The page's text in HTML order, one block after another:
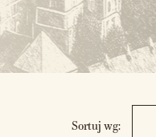
Sortuj wg: